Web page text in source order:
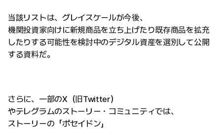
当該リストは、グレイスケールが今後、
機関投資家向けに新規商品を立ち上げたり既存商品を拡充
したりする可能性を検討中のデジタル資産を選別して公開
する資料だ。
さらに、一部のX（旧Twitter）
やテレグラムのストーリー・コミュニティでは、
ストーリーの「ポセイドン」